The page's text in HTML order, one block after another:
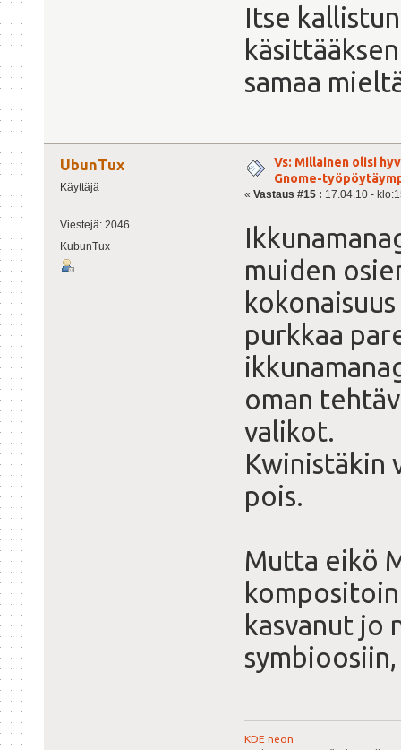
Itse
samaa
UbunTux
Käyttäjä
Viestejä: 2046
KubunTux
Vs: Millainen olisi
Gnome-
« Vastaus #15 : 17.04.10 -
muiden
purkkaa
oman
valikot.
Kwinistäkin
pois.
Mutta eikö
kasvanut jo
KDE neon